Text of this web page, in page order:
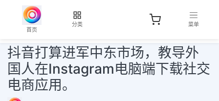
首页
分类 菜单
抖音打算进军中东市场，教导外
国人在Instagram电脑端下载社交
电商应用。